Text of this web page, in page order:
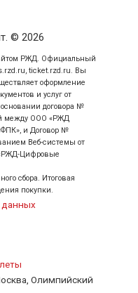
© 2026
РЖД. Официальный
ticket.rzd.ru. Вы
оформление
и услуг от
договора №
между ООО «РЖД
и Договор №
Веб-системы от
Цифровые
сбора. Итоговая
покупки.
данных
Олимпийский